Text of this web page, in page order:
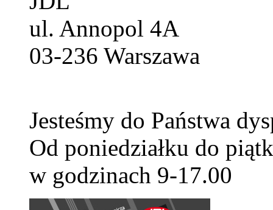
ul. Annopol 4A
03-236 Warszawa
Jesteśmy do Państwa
Od poniedziałku do
w godzinach 9-17.00